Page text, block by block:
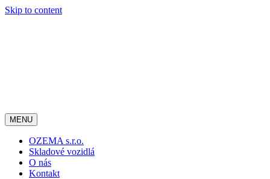
Skip to content
MENU
OZEMA s.r.o.
Skladové vozidlá
O nás
Kontakt